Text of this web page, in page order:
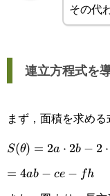
その代
連立方程式を
まず，面積を求める
S(θ) = 2a ⋅ 2b − 2 ⋅
=4ab-
= 4ab − ce − fh